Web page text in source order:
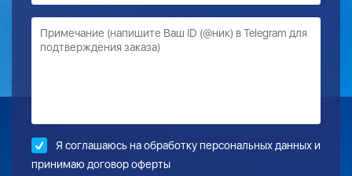
Я соглашаюсь на обработкуперсональных данных и
принимаю договор оферты